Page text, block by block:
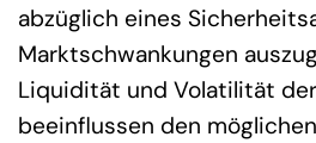
abzüglich eines
Marktschwankungen
Liquidität und Volatilität
beeinflussen den